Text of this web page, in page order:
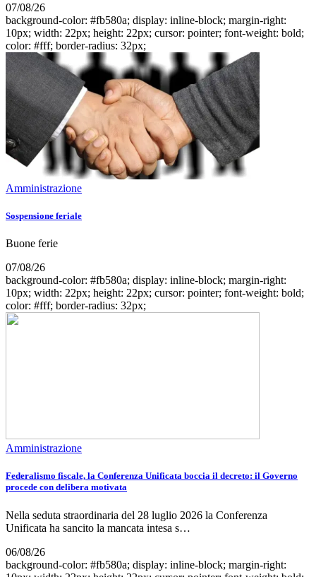
07/08/26
background-color: #fb580a; display: inline-block; margin-right:
10px; width: 22px; height: 22px; cursor: pointer; font-weight: bold;
color: #fff; border-radius: 32px;
Amministrazione
Sospensione feriale
Buone ferie
07/08/26
background-color: #fb580a; display: inline-block; margin-right:
10px; width: 22px; height: 22px; cursor: pointer; font-weight: bold;
color: #fff; border-radius: 32px;
Amministrazione
Federalismo fiscale, la Conferenza Unificata boccia il decreto: il Governo
procede con delibera motivata
Nella seduta straordinaria del 28 luglio 2026 la Conferenza
Unificata ha sancito la mancata intesa s…
06/08/26
background-color: #fb580a; display: inline-block; margin-right: